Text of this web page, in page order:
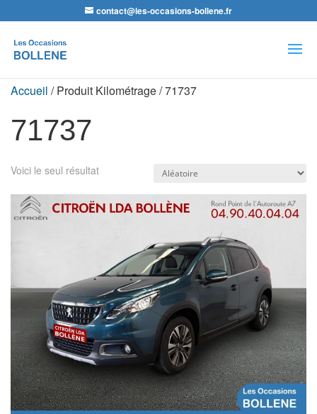
contact@les-occasions-bollene.fr
de
produits
Accueil / Produit Kilométrage / 71737
71737
Voici le seul résultat